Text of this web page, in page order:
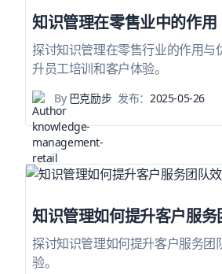
知识管理在零售业中的作用
探讨知识管理在零售行业的作用与
升员工培训和客户体验。
By巴克励步 发布： 2025-05-26
知识管理如何提升客户服务
探讨知识管理如何提升客户服务团
验。